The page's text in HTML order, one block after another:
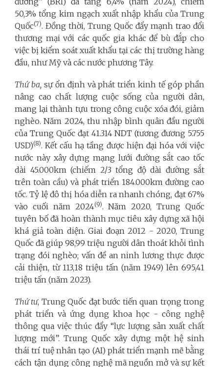
50,3% tổng kim ngạch xuất nhập khẩu của Trung
Quốc(7). Đồng thời, Trung Quốc đẩy mạnh trao đổi
thương mại với các quốc gia khác để bù đắp cho
việc bị kiểm soát xuất khẩu tại các thị trường hàng
đầu, như Mỹ và các nước phương Tây.
Thứ ba, sự ổn định và phát triển kinh tế góp phần
nâng cao chất lượng cuộc sống của người dân,
mang lại thành tựu trong công cuộc xóa đói, giảm
nghèo. Năm 2024, thu nhập bình quân đầu người
của Trung Quốc đạt 41.314 NDT (tương đương 5.755
USD)(8). Kết cấu hạ tầng được hiện đại hóa với việc
nước này xây dựng mạng lưới đường sắt cao tốc
dài 45.000km (chiếm 2/3 tổng độ dài đường sắt
trên toàn cầu) và phát triển 184.000km đường cao
tốc. Tỷ lệ đô thị hóa diễn ra nhanh chóng, đạt 67%
vào cuối năm 2024(9). Năm 2020, Trung Quốc
tuyên bố đã hoàn thành mục tiêu xây dựng xã hội
khá giả toàn diện. Giai đoạn 2012 - 2020, Trung
Quốc đã giúp 98,99 triệu người dân thoát khỏi tình
trạng đói nghèo; vấn đề an ninh lương thực được
cải thiện, từ 113,18 triệu tấn (năm 1949) lên 695,41
triệu tấn (năm 2023).
Thứ tư, Trung Quốc đạt bước tiến quan trọng trong
phát triển và ứng dụng khoa học - công nghệ
thông qua việc thúc đẩy “lực lượng sản xuất chất
lượng mới”. Trung Quốc xây dựng một hệ sinh
thái trí tuệ nhân tạo (AI) phát triển mạnh mẽ bằng
cách tận dụng công nghệ mã nguồn mở và sự kết